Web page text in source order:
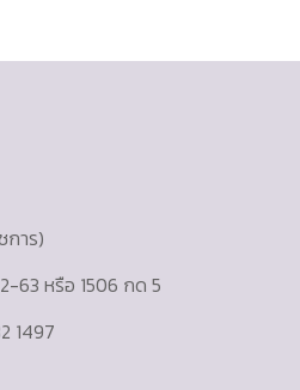
การ)
63 หรือ 1506 กด 5
1497